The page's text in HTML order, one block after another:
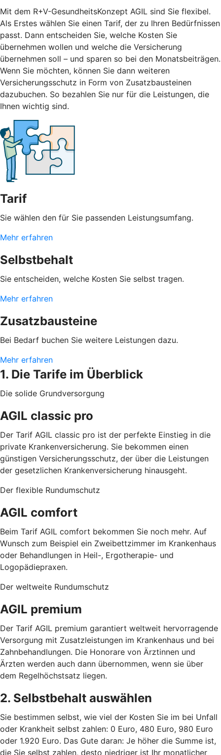
Mit dem R+V-GesundheitsKonzept AGIL sind Sie flexibel.
Als Erstes wählen Sie einen Tarif, der zu Ihren Bedürfnissen
passt. Dann entscheiden Sie, welche Kosten Sie
übernehmen wollen und welche die Versicherung
übernehmen soll – und sparen so bei den Monatsbeiträgen.
Wenn Sie möchten, können Sie dann weiteren
Versicherungsschutz in Form von Zusatzbausteinen
dazubuchen. So bezahlen Sie nur für die Leistungen, die
Ihnen wichtig sind.
Tarif
Sie wählen den für Sie passenden Leistungsumfang.
Mehr erfahren
Selbstbehalt
Sie entscheiden, welche Kosten Sie selbst tragen.
Mehr erfahren
Zusatzbausteine
Bei Bedarf buchen Sie weitere Leistungen dazu.
Mehr erfahren
1. Die Tarife im Überblick
Die solide Grundversorgung
AGIL classic pro
Der Tarif AGIL classic pro ist der perfekte Einstieg in die
private Krankenversicherung. Sie bekommen einen
günstigen Versicherungsschutz, der über die Leistungen
der gesetzlichen Krankenversicherung hinausgeht.
Der flexible Rundumschutz
AGIL comfort
Beim Tarif AGIL comfort bekommen Sie noch mehr. Auf
Wunsch zum Beispiel ein Zweibettzimmer im Krankenhaus
oder Behandlungen in Heil-, Ergotherapie- und
Logopädiepraxen.
Der weltweite Rundumschutz
AGIL premium
Der Tarif AGIL premium garantiert weltweit hervorragende
Versorgung mit Zusatzleistungen im Krankenhaus und bei
Zahnbehandlungen. Die Honorare von Ärztinnen und
Ärzten werden auch dann übernommen, wenn sie über
dem Regelhöchstsatz liegen.
2. Selbstbehalt auswählen
Sie bestimmen selbst, wie viel der Kosten Sie im bei Unfall
oder Krankheit selbst zahlen: 0 Euro, 480 Euro, 980 Euro
oder 1.920 Euro. Das Gute daran: Je höher die Summe ist,
die Sie selbst zahlen, desto niedriger ist Ihr monatlicher